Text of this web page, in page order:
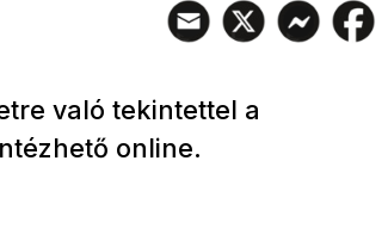
való tekintettel a
online.